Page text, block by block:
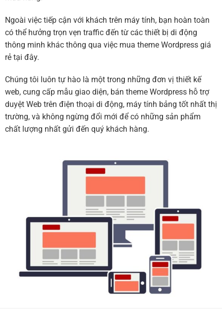
Ngoài việc tiếp cận với khách trên máy tính, bạn hoàn toàn
có thể hưởng trọn vẹn traffic đến từ các thiết bị di động
thông minh khác thông qua việc mua theme Wordpress giá
rẻ tại đây.
Chúng tôi luôn tự hào là một trong những đơn vị thiết kế
web, cung cấp mẫu giao diện, bán theme Wordpress hỗ trợ
duyệt Web trên điện thoại di động, máy tính bảng tốt nhất thị
trường, và không ngừng đổi mới để có những sản phẩm
chất lượng nhất gửi đến quý khách hàng.